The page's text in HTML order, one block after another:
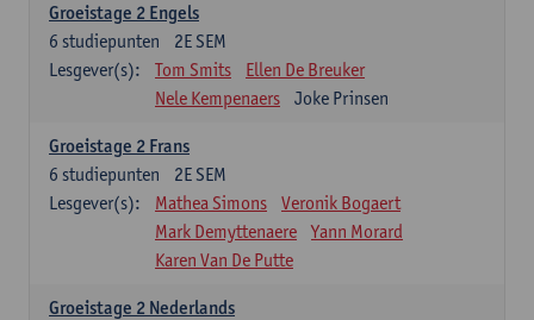
Groeistage 2 Engels
2E SEM
6 studiepunten
Lesgever(s):
Tom Smits
Ellen De Breuker
Nele Kempenaers
Joke Prinsen
Groeistage 2 Frans
2E SEM
6 studiepunten
Lesgever(s):
Mathea Simons
Veronik Bogaert
Mark Demyttenaere
Yann Morard
Karen Van De Putte
Groeistage 2 Nederlands